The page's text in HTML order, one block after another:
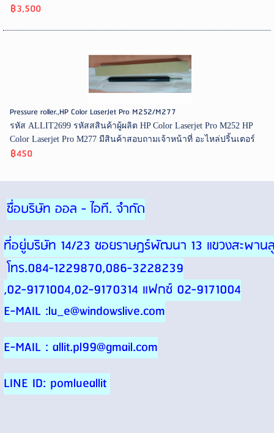
฿3,500
Pressure roller.,HP Color LaserJet Pro M252/M277
รหัส ALLIT2699 รหัสสสินค้าผู้ผลิต HP Color Laserjet Pro M252 HP
Color Laserjet Pro M277 มีสินค้าสอบถามเจ้าหน้าที่ อะไหล่ปริ้นเตอร์
฿450
ชื่อบริษัท ออล - ไอที. จำกัด
ที่อยู่บริษัท 14/23 ซอยราษฎร์พัฒนา 13 แขวงสะพาน
โทร.084-1229870,086-3228239
,02-9171004,02-9170314 แฟกซ์ 02-9171004
E-MAIL :lu_e@windowslive.com
E-MAIL : allit.pl99@gmail.com
LINE ID: pomlueallit